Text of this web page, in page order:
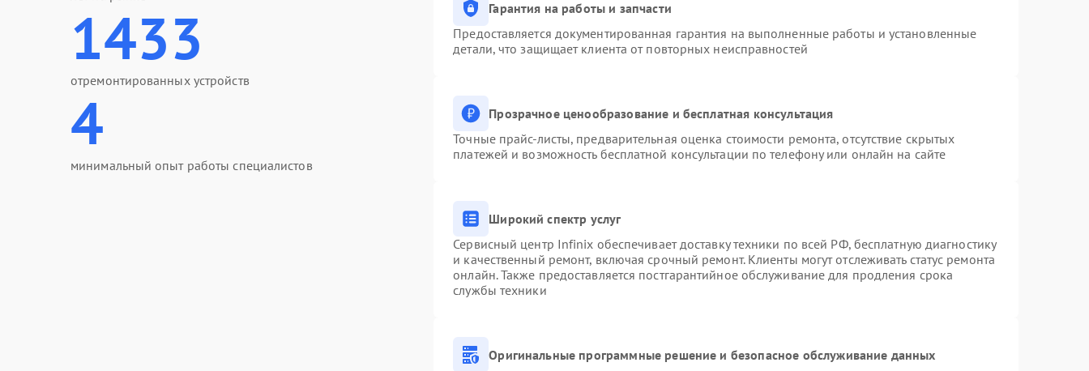
1433
отремонтированных устройств
4
минимальный опыт работы специалистов
Гарантия на работы и запчасти
Предоставляется документированная гарантия на выполненные работы и установленные
детали, что защищает клиента от повторных неисправностей
Прозрачное ценообразование и бесплатная консультация
Точные прайс-листы, предварительная оценка стоимости ремонта, отсутствие скрытых
платежей и возможность бесплатной консультации по телефону или онлайн на сайте
Широкий спектр услуг
Сервисный центр Infinix обеспечивает доставку техники по всей РФ, бесплатную диагностику
и качественный ремонт, включая срочный ремонт. Клиенты могут отслеживать статус ремонта
онлайн. Также предоставляется постгарантийное обслуживание для продления срока
службы техники
Оригинальные программные решение и безопасное обслуживание данных